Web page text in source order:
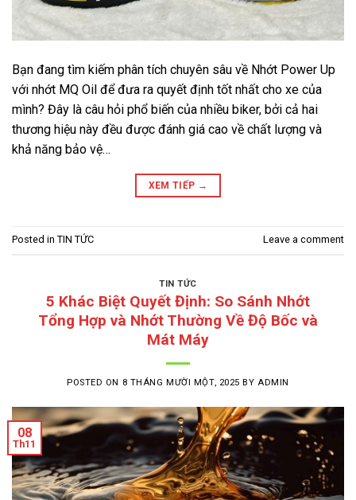
Bạn đang tìm kiếm phân tích chuyên sâu về Nhớt Power Up
với nhớt MQ Oil để đưa ra quyết định tốt nhất cho xe của
mình? Đây là câu hỏi phổ biến của nhiều biker, bởi cả hai
thương hiệu này đều được đánh giá cao về chất lượng và
khả năng bảo vệ…
XEM TIẾP →
Posted in TIN TỨC Leave a comment
TIN TỨC
5 Khác Biệt Quyết Định: So Sánh Nhớt
Tổng Hợp và Nhớt Thường Về Độ Bốc và
Mát Máy
POSTED ON 8 THÁNG MƯỜI MỘT, 2025 BYADMIN
08
Th11